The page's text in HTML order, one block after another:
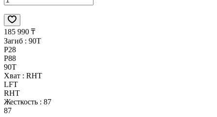
185 990 ₸
Загиб : 90T
P28
P88
90T
Хват : RHT
LFT
RHT
Жесткость : 87
87